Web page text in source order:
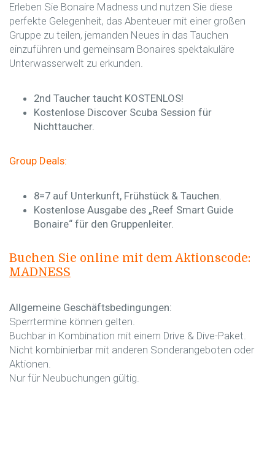
Erleben Sie Bonaire Madness und nutzen Sie diese
perfekte Gelegenheit, das Abenteuer mit einer großen
Gruppe zu teilen, jemanden Neues in das Tauchen
einzuführen und gemeinsam Bonaires spektakuläre
Unterwasserwelt zu erkunden.
2nd Taucher taucht KOSTENLOS!
Kostenlose Discover Scuba Session für
Nichttaucher.
Group Deals:
8=7 auf Unterkunft, Frühstück & Tauchen.
Kostenlose Ausgabe des „Reef Smart Guide
Bonaire“ für den Gruppenleiter.
Buchen Sie online mit dem Aktionscode:
MADNESS
Allgemeine Geschäftsbedingungen:
Sperrtermine können gelten.
Buchbar in Kombination mit einem Drive & Dive-Paket.
Nicht kombinierbar mit anderen Sonderangeboten oder
Aktionen.
Nur für Neubuchungen gültig.